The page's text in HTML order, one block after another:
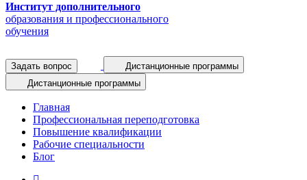
Институт дополнительного
образования и профессионального
обучения
Задать вопрос
Дистанционные программы
Дистанционные программы
Главная
Профессиональная переподготовка
Повышение квалификации
Рабочие специальности
Блог